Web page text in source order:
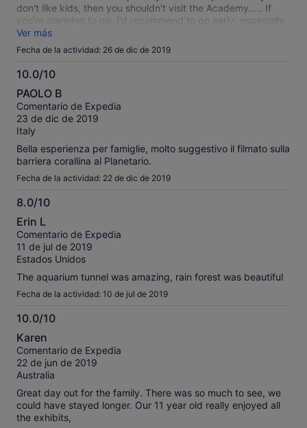
don't like kids, then you shouldn't visit the Academy..... If
you're planning to go, I'd recommend to go early, especially
during the holidays, the place was packed. we arrived
10:00am and we could find a parking space close to the
Ver más
Fecha de la actividad: 26 de dic de 2019
10.0/10
10.0
sobre
10
PAOLO B
Comentario de Expedia
23 de dic de 2019
Italy
Bella esperienza per famiglie, molto suggestivo il filmato sulla
barriera corallina al Planetario.
Fecha de la actividad: 22 de dic de 2019
8.0/10
8.0
sobre
10
Erin L
Comentario de Expedia
11 de jul de 2019
Estados Unidos
The aquarium tunnel was amazing, rain forest was beautiful
Fecha de la actividad: 10 de jul de 2019
10.0/10
10.0
sobre
10
Karen
Comentario de Expedia
22 de jun de 2019
Australia
Great day out for the family. There was so much to see, we
could have stayed longer. Our 11 year old really enjoyed all
the exhibits,